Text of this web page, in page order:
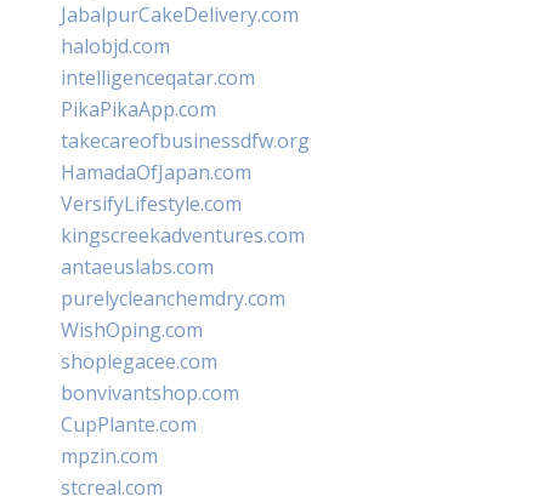
JabalpurCakeDelivery.com
halobjd.com
intelligenceqatar.com
PikaPikaApp.com
takecareofbusinessdfw.org
HamadaOfJapan.com
VersifyLifestyle.com
kingscreekadventures.com
antaeuslabs.com
purelycleanchemdry.com
WishOping.com
shoplegacee.com
bonvivantshop.com
CupPlante.com
mpzin.com
stcreal.com